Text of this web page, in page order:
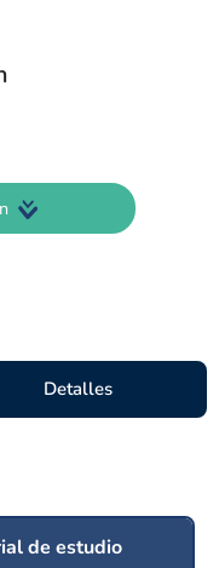
Detalles
de estudio